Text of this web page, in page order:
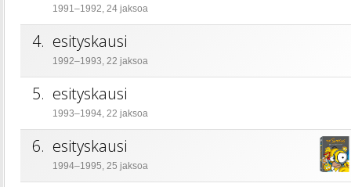
1991–1992, 24 jaksoa
4. esityskausi
1992–1993, 22 jaksoa
5. esityskausi
1993–1994, 22 jaksoa
6. esityskausi
1994–1995, 25 jaksoa